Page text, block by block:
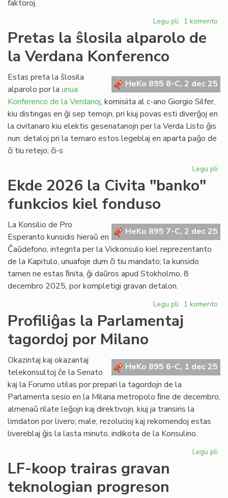
faktoroj.
Legu pli pri
indas
domon
de
UEA
en
Roterdamo?
1 komento
Pretas la ŝlosila alparolo de
la Verdana Konferenco
HeKo 895 8-C, 2 dec 25
Estas preta la ŝlosila
alparolo por la unua
Konferenco de la Verdanoj, komisiita al c-ano Giorgio Silfer,
kiu distingas en ĝi sep temojn, pri kiuj povas esti diverĝoj en
la civitanaro kiu elektis gesenatanojn per la Verda Listo ĝis
nun: detaloj pri la temaro estos legeblaj en aparta paĝo de
ĉi tiu retejo; ĉi-s
Legu pli
de
Ekde 2026 la Civita "banko"
funkcios kiel fonduso
HeKo 895 7-C, 2 dec 25
La Konsilio de Pro
Esperanto kunsidis hieraŭ en
Ĉaŭdefono, integrita per la Vickonsulo kiel reprezentanto
de la Kapitulo, unuafoje dum ĉi tiu mandato; la kunsido
tamen ne estas ﬁnita, ĝi daŭros apud Stokholmo, 8
decembro 2025, por kompletigi gravan detalon.
Legu pli pri
Ekde
2026
"banko"
funkcios
fonduso
1 komento
Profiliĝas la Parlamentaj
tagordoj por Milano
HeKo 895 6-C, 1 dec 25
Okazintaj kaj okazantaj
telekonsultoj ĉe la Senato
kaj la Forumo utilas por prepari la tagordojn de la
Parlamenta sesio en la Milana metropolo ﬁne de decembro,
almenaŭ rilate leĝojn kaj direktivojn, kiuj ja transiris la
limdaton por livero; male, rezolucioj kaj rekomendoj estas
livereblaj ĝis la lasta minuto, indikota de la Konsulino.
Legu pli
LF-koop trairas gravan
teknologian progreson